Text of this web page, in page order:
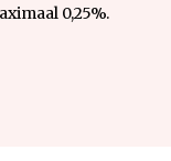
0,25%.